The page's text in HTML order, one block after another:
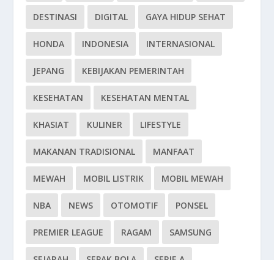
DESTINASI DIGITAL GAYA HIDUP SEHAT
HONDA INDONESIA INTERNASIONAL
JEPANG KEBIJAKAN PEMERINTAH
KESEHATAN KESEHATAN MENTAL
KHASIAT KULINER LIFESTYLE
MAKANAN TRADISIONAL MANFAAT
MEWAH MOBIL LISTRIK MOBIL MEWAH
NBA NEWS OTOMOTIF PONSEL
PREMIER LEAGUE RAGAM SAMSUNG